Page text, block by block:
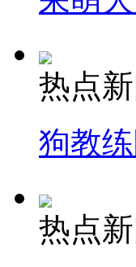
热点
狗教
热点